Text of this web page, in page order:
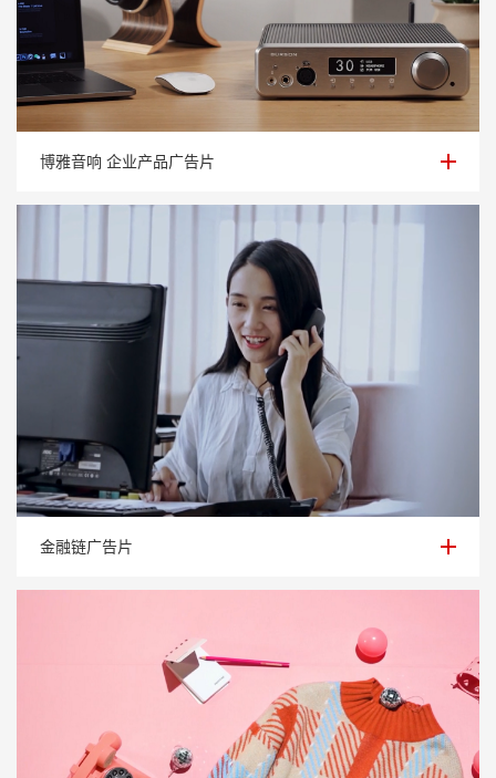
博雅音响 企业产品广告片
博雅音响 企业产品广告片
金融链广告片
金融链广告片